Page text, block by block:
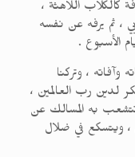
كالكلاب اللاهثة ،
، ثم يرفه عن نفسه
الأسبوع .
، وتركنا
لدين رب العالمين ،
به المسالك عن
ويتسكع في ضلال